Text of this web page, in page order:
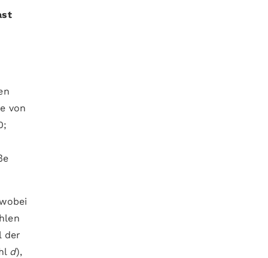
von
der
d),